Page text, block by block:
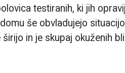
testiranih, ki jih
še obvladujejo
in je skupaj okuženih